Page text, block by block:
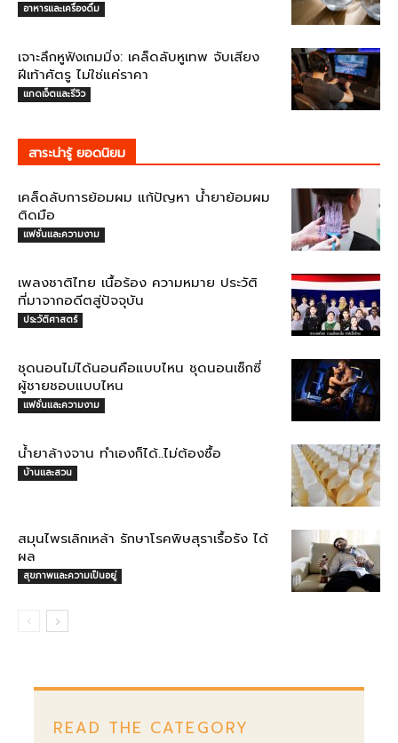
อาหารและเครื่องดื่ม
เจาะลึกหูฟังเกมมิ่ง: เคล็ดลับหูเทพ จับเสียง
ฝีเท้าศัตรู ไม่ใช่แค่ราคา
แกดเจ็ตและรีวิว
สาระน่ารู้ ยอดนิยม
เคล็ดลับการย้อมผม แก้ปัญหา น้ำยาย้อมผม
ติดมือ
แฟชั่นและความงาม
เพลงชาติไทย เนื้อร้อง ความหมาย ประวัติ
ที่มาจากอดีตสู่ปัจจุบัน
ประวัติศาสตร์
ชุดนอนไม่ได้นอนคือแบบไหน ชุดนอนเซ็กซี่
ผู้ชายชอบแบบไหน
แฟชั่นและความงาม
น้ำยาล้างจาน ทำเองก็ได้..ไม่ต้องซื้อ
บ้านและสวน
สมุนไพรเลิกเหล้า รักษาโรคพิษสุราเรื้อรัง ได้
ผล
สุขภาพและความเป็นอยู่
READ THE CATEGORY